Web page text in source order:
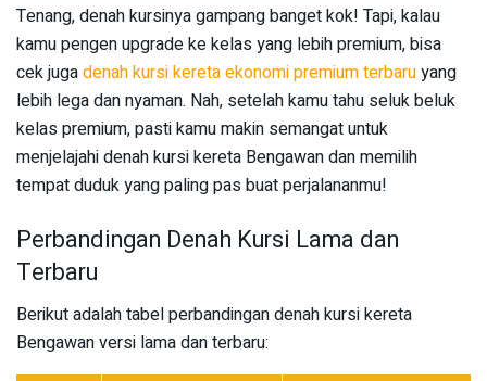
Tenang, denah kursinya gampang banget kok! Tapi, kalau
kamu pengen upgrade ke kelas yang lebih premium, bisa
cek jugadenah kursi kereta ekonomi premium terbaruyang
lebih lega dan nyaman. Nah, setelah kamu tahu seluk beluk
kelas premium, pasti kamu makin semangat untuk
menjelajahi denah kursi kereta Bengawan dan memilih
tempat duduk yang paling pas buat perjalananmu!
Perbandingan Denah Kursi Lama dan
Terbaru
Berikut adalah tabel perbandingan denah kursi kereta
Bengawan versi lama dan terbaru: